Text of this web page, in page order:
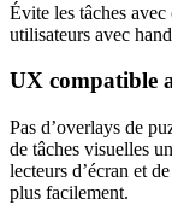
Évite les tâches
utilisateurs avec
UX compatible
Pas d’overlays de
de tâches visuelles
lecteurs d’écran et
plus facilement.